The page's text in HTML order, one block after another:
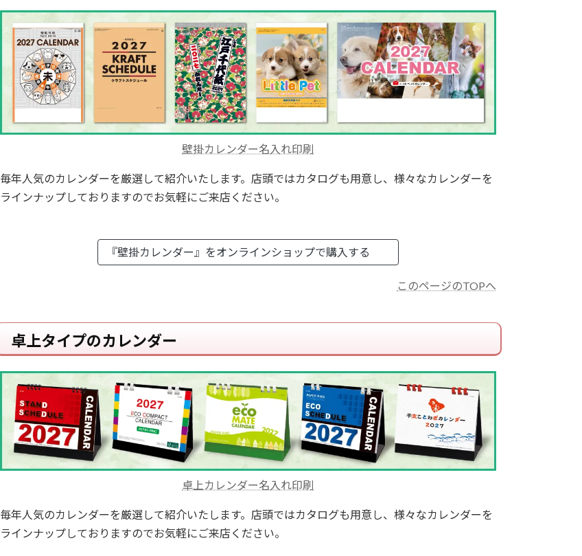
壁掛カレンダー名入れ印刷
毎年人気のカレンダーを厳選して紹介いたします。店頭ではカタログも用意し、様々なカレンダーを
ラインナップしておりますのでお気軽にご来店ください。
『壁掛カレンダー』をオンラインショップで購入する
このページのTOPへ
卓上タイプのカレンダー
卓上カレンダー名入れ印刷
毎年人気のカレンダーを厳選して紹介いたします。店頭ではカタログも用意し、様々なカレンダーを
ラインナップしておりますのでお気軽にご来店ください。